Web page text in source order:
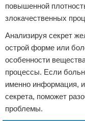
повышенной
злокачественных
Анализируя секрет
острой форме или
особенности
процессы. Если
именно информация,
секрета, поможет
проблемы.